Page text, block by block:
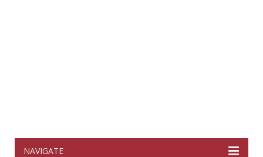
NAVIGATE